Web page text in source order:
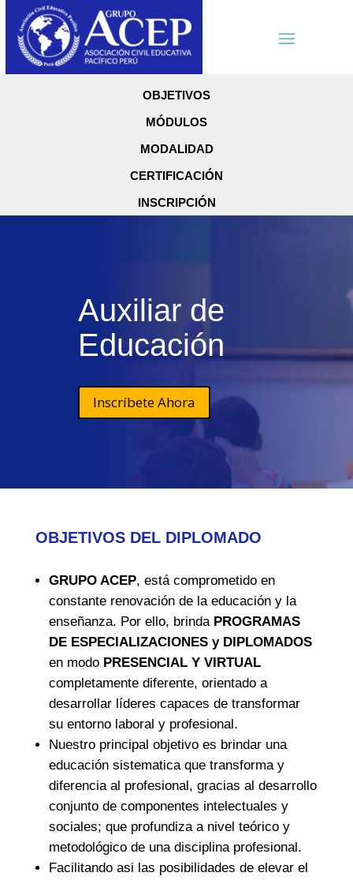
OBJETIVOS
MÓDULOS
MODALIDAD
CERTIFICACIÓN
INSCRIPCIÓN
Auxiliar de
Educación
Inscríbete Ahora
OBJETIVOS DEL DIPLOMADO
GRUPO ACEP, está comprometido en
constante renovación de la educación y la
enseñanza. Por ello, brinda PROGRAMAS
DE ESPECIALIZACIONES y DIPLOMADOS
en modo PRESENCIAL Y VIRTUAL
completamente diferente, orientado a
desarrollar líderes capaces de transformar
su entorno laboral y profesional.
Nuestro principal objetivo es brindar una
educación sistematica que transforma y
diferencia al profesional, gracias al desarrollo
conjunto de componentes intelectuales y
sociales; que profundiza a nivel teórico y
metodológico de una disciplina profesional.
Facilitando asi las posibilidades de elevar el